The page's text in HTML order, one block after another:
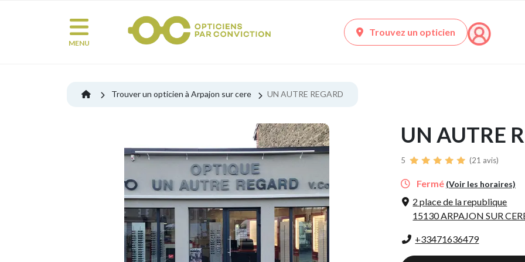
MENU
Trouvez un opticien
Trouver un opticien à Arpajon sur cere UN AUTRE REGARD
UN AUTRE
5 (21 avis)
Fermé (Voir les horaires)
2 place de la republique
15130 ARPAJON SUR
+33471636479